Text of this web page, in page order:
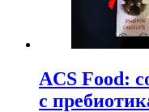
ACS Food:
с